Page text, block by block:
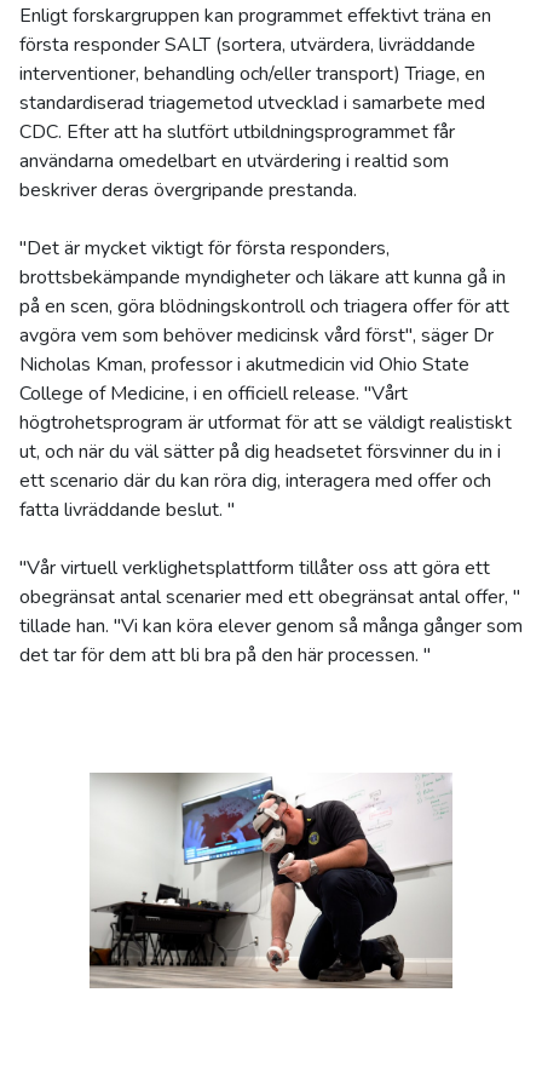
Enligt forskargruppen kan programmet effektivt träna en
första responder SALT (sortera, utvärdera, livräddande
interventioner, behandling och/eller transport) Triage, en
standardiserad triagemetod utvecklad i samarbete med
CDC. Efter att ha slutfört utbildningsprogrammet får
användarna omedelbart en utvärdering i realtid som
beskriver deras övergripande prestanda.
"Det är mycket viktigt för första responders,
brottsbekämpande myndigheter och läkare att kunna gå in
på en scen, göra blödningskontroll och triagera offer för att
avgöra vem som behöver medicinsk vård först", säger Dr
Nicholas Kman, professor i akutmedicin vid Ohio State
College of Medicine, i en officiell release. "Vårt
högtrohetsprogram är utformat för att se väldigt realistiskt
ut, och när du väl sätter på dig headsetet försvinner du in i
ett scenario där du kan röra dig, interagera med offer och
fatta livräddande beslut. "
"Vår virtuell verklighetsplattform tillåter oss att göra ett
obegränsat antal scenarier med ett obegränsat antal offer, "
tillade han. "Vi kan köra elever genom så många gånger som
det tar för dem att bli bra på den här processen. "